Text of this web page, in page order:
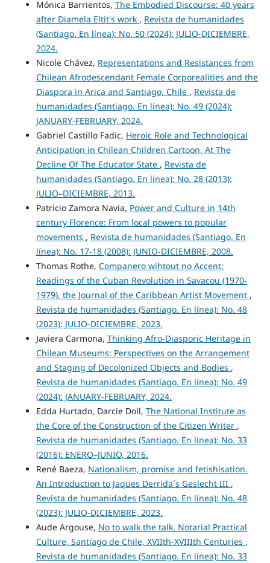
Mónica Barrientos, The Embodied Discourse: 40 years
after Diamela Eltit's work , Revista de humanidades
(Santiago. En línea): No. 50 (2024): JULIO-DICIEMBRE,
2024.
Nicole Chávez, Representations and Resistances from
Chilean Afrodescendant Female Corporealities and the
Diaspora in Arica and Santiago, Chile , Revista de
humanidades (Santiago. En línea): No. 49 (2024):
JANUARY-FEBRUARY, 2024.
Gabriel Castillo Fadic, Heroic Role and Technological
Anticipation in Chilean Children Cartoon, At The
Decline Of The Educator State , Revista de
humanidades (Santiago. En línea): No. 28 (2013):
JULIO–DICIEMBRE, 2013.
Patricio Zamora Navia, Power and Culture in 14th
century Florence: From local powers to popular
movements , Revista de humanidades (Santiago. En
línea): No. 17-18 (2008): JUNIO-DICIEMBRE, 2008.
Thomas Rothe, Companero wihtout no Accent:
Readings of the Cuban Revolution in Savacou (1970-
1979), the Journal of the Caribbean Artist Movement ,
Revista de humanidades (Santiago. En línea): No. 48
(2023): JULIO-DICIEMBRE, 2023.
Javiera Carmona, Thinking Afro-Diasporic Heritage in
Chilean Museums: Perspectives on the Arrangement
and Staging of Decolonized Objects and Bodies ,
Revista de humanidades (Santiago. En línea): No. 49
(2024): JANUARY-FEBRUARY, 2024.
Edda Hurtado, Darcie Doll, The National Institute as
the Core of the Construction of the Citizen Writer ,
Revista de humanidades (Santiago. En línea): No. 33
(2016): ENERO–JUNIO, 2016.
René Baeza, Nationalism, promise and fetishisation.
An Introduction to Jaques Derrida´s Geslecht III ,
Revista de humanidades (Santiago. En línea): No. 48
(2023): JULIO-DICIEMBRE, 2023.
Aude Argouse, No to walk the talk. Notarial Practical
Culture, Santiago de Chile, XVIIth-XVIIIth Centuries ,
Revista de humanidades (Santiago. En línea): No. 33